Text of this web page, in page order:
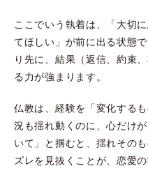
ここでいう執着は、「大切
てほしい」が前に出る状態
り先に、結果（返信、約束
る力が強まります。
仏教は、経験を「変化する
況も揺れ動くのに、心だけ
いて」と掴むと、揺れその
ズレを見抜くことが、恋愛